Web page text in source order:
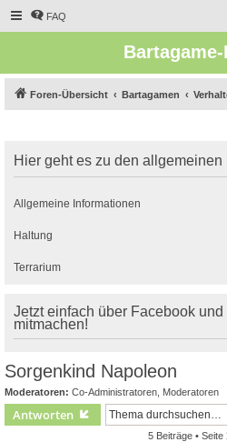
FAQ
Foren-Übersicht Bartagamen
Hier geht es zu den allgemeinen
Allgemeine Informationen
Haltung
Terrarium
Jetzt einfach über Facebook
mitmachen!
Sorgenkind Napoleon
Moderatoren: Co-Administratoren Moderatoren
Antworten
5 Beiträge • Seite